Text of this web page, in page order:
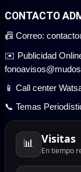
CONTACTO
📠 Correo:
✉️ Publicidad
📱 Call center
📞 Temas
📊 Visitas
En tiempo